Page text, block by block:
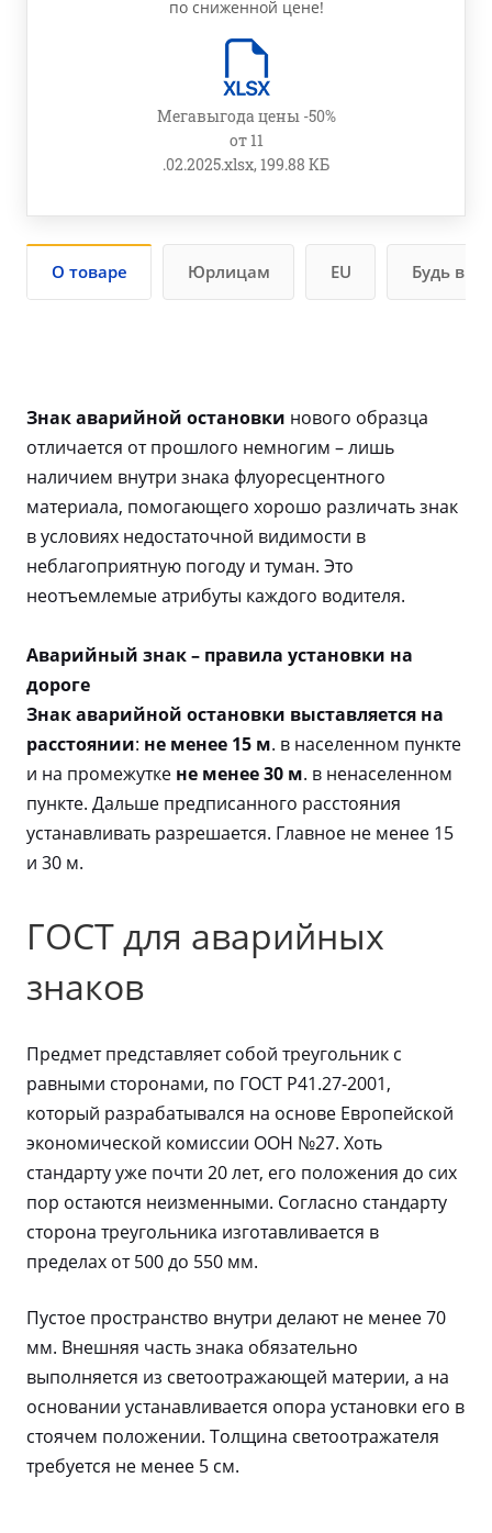
по сниженной цене!
Мегавыгода цены -50%
от 11
.02.2025.xlsx, 199.88 КБ
О товаре Юрлицам EU Будь в
Знак аварийной остановки нового образца
отличается от прошлого немногим – лишь
наличием внутри знака флуоресцентного
материала, помогающего хорошо различать знак
в условиях недостаточной видимости в
неблагоприятную погоду и туман. Это
неотъемлемые атрибуты каждого водителя.
Аварийный знак – правила установки на
дороге
Знак аварийной остановки выставляется на
расстоянии: не менее 15 м. в населенном пункте
и на промежутке не менее 30 м. в ненаселенном
пункте. Дальше предписанного расстояния
устанавливать разрешается. Главное не менее 15
и 30 м.
ГОСТ для аварийных
знаков
Предмет представляет собой треугольник с
равными сторонами, по ГОСТ Р41.27-2001,
который разрабатывался на основе Европейской
экономической комиссии ООН №27. Хоть
стандарту уже почти 20 лет, его положения до сих
пор остаются неизменными. Согласно стандарту
сторона треугольника изготавливается в
пределах от 500 до 550 мм.
Пустое пространство внутри делают не менее 70
мм. Внешняя часть знака обязательно
выполняется из светоотражающей материи, а на
основании устанавливается опора установки его в
стоячем положении. Толщина светоотражателя
требуется не менее 5 см.